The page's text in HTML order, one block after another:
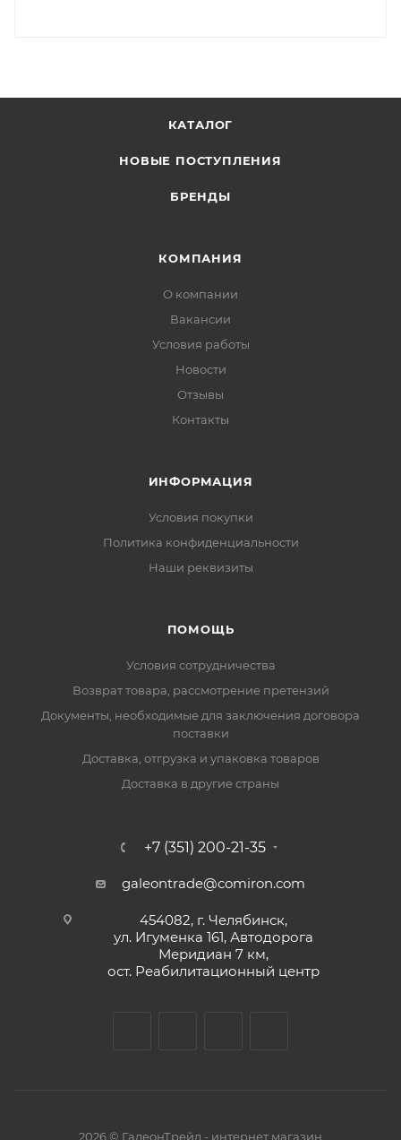
КАТАЛОГ
НОВЫЕ ПОСТУПЛЕНИЯ
БРЕНДЫ
КОМПАНИЯ
О компании
Вакансии
Условия работы
Новости
Отзывы
Контакты
ИНФОРМАЦИЯ
Условия покупки
Политика конфиденциальности
Наши реквизиты
ПОМОЩЬ
Условия сотрудничества
Возврат товара, рассмотрение претензий
Документы, необходимые для заключения договора
поставки
Доставка, отгрузка и упаковка товаров
Доставка в другие страны
+7 (351) 200-21-35
galeontrade@comiron.com
454082, г. Челябинск,
ул. Игуменка 161, Автодорога
Меридиан 7 км,
ост. Реабилитационный центр
2026 © ГалеонТрейд - интернет магазин